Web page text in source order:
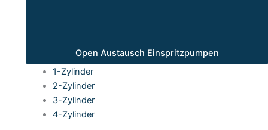
Open Austausch Einspritzpumpen
1-Zylinder
2-Zylinder
3-Zylinder
4-Zylinder